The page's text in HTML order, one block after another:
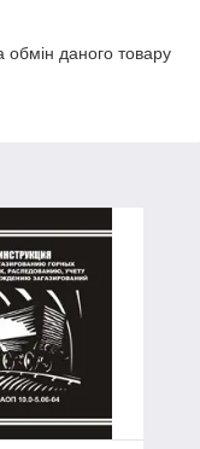
даного товару